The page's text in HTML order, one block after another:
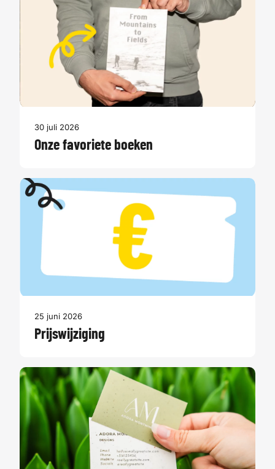
30 juli 2026
Onze favoriete boeken
25 juni 2026
Prijswijziging